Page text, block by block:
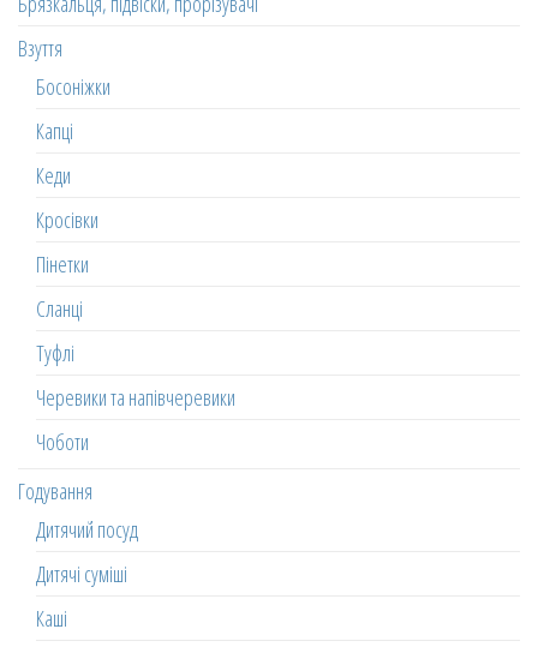
Взуття
Босоніжки
Капці
Кеди
Кросівки
Пінетки
Сланці
Туфлі
Черевики та напівчеревики
Чоботи
Годування
Дитячий посуд
Дитячі суміші
Каші